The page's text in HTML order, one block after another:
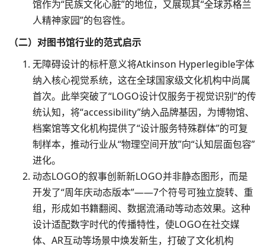
馆作为“民族文化心脏”的地位，又展现其“全球苏格兰
人精神家园”的包容性。​
（二）对图书馆行业的范式启示​
无障碍设计的标杆意义将Atkinson Hyperlegible字体
纳入核心视觉系统，这在全球国家级文化机构中尚属
首次。此举突破了“LOGO设计仅服务于视觉识别”的传
统认知，将“accessibility”纳入品牌基因，为博物馆、
档案馆等文化机构提供了“设计服务特殊群体”的可复
制样本，推动行业从“物理空间开放”向“认知层面包容”
进化。​
动态LOGO的叙事创新新LOGO并非静态图形，而是
开发了“周年庆动态版本”——7个符号可独立旋转、重
组，形成如书籍翻阅、数据流涌动等动态效果。这种
设计适配数字时代的传播特性，使LOGO在社交媒
体、AR互动等场景中焕发新生，打破了文化机构